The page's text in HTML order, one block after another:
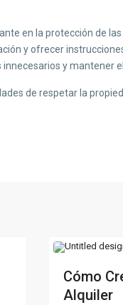
en la protección de
y ofrecer
y mantener
de respetar la
Cómo
Alquiler